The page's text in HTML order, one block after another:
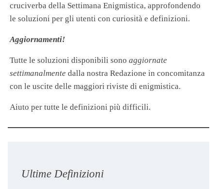
cruciverba della Settimana Enigmistica, approfondendo
le soluzioni per gli utenti con curiosità e definizioni.
Aggiornamenti!
Tutte le soluzioni disponibili sono aggiornate
settimanalmente dalla nostra Redazione in concomitanza
con le uscite delle maggiori riviste di enigmistica.
Aiuto per tutte le definizioni più difficili.
Ultime Definizioni